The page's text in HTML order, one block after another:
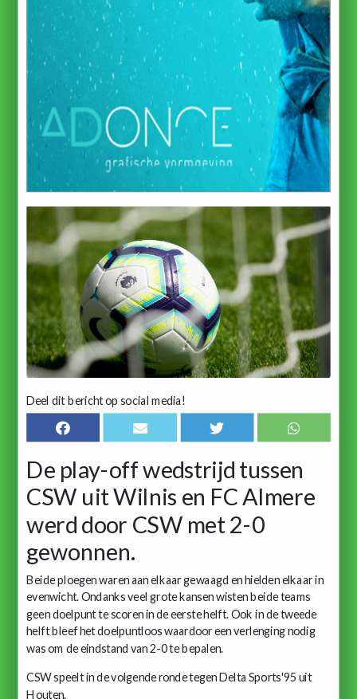
Deel dit bericht op social media!
De play-off wedstrijd tussen
CSW uit Wilnis en FC Almere
werd door CSW met 2-0
gewonnen.
Beide ploegen waren aan elkaar gewaagd en hielden elkaar in
evenwicht. Ondanks veel grote kansen wisten beide teams
geen doelpunt te scoren in de eerste helft. Ook in de tweede
helft bleef het doelpuntloos waardoor een verlenging nodig
was om de eindstand van 2-0 te bepalen.
CSW speelt in de volgende ronde tegen Delta Sports'95 uit
Houten.